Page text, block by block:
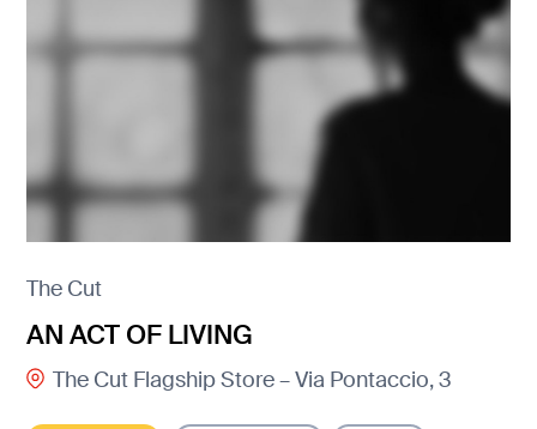
The Cut
AN ACT OF LIVING
The Cut Flagship Store – Via Pontaccio, 3